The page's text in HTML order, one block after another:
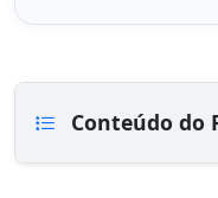
Conteúdo do